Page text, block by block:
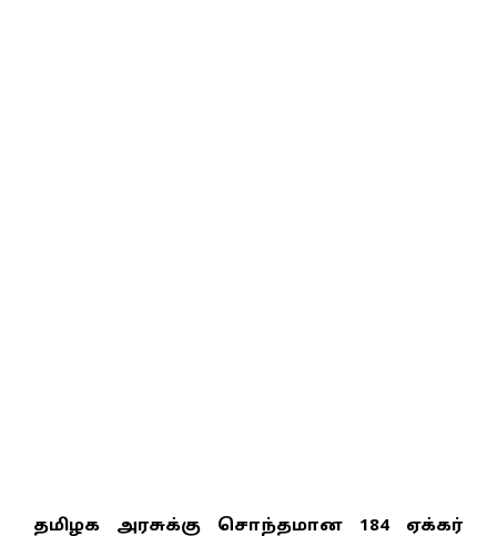
தமிழக அரசுக்கு சொந்தமான 184 ஏக்கர்